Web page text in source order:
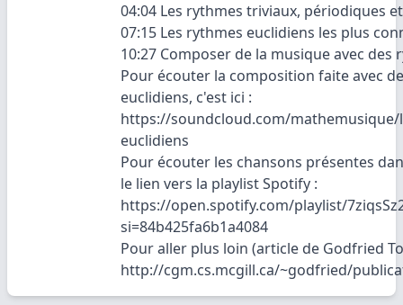
04:04 Les rythmes triviaux, périodiques
07:15 Les rythmes euclidiens les plus
10:27 Composer de la musique avec des
Pour écouter la composition faite avec
euclidiens, c'est ici :
https://soundcloud.com/mathemusique/
euclidiens
Pour écouter les chansons présentes
le lien vers la playlist Spotify :
https://open.spotify.com/playlist/
si=84b425fa6b1a4084
Pour aller plus loin (article de Godfried
http://cgm.cs.mcgill.ca/~godfried/